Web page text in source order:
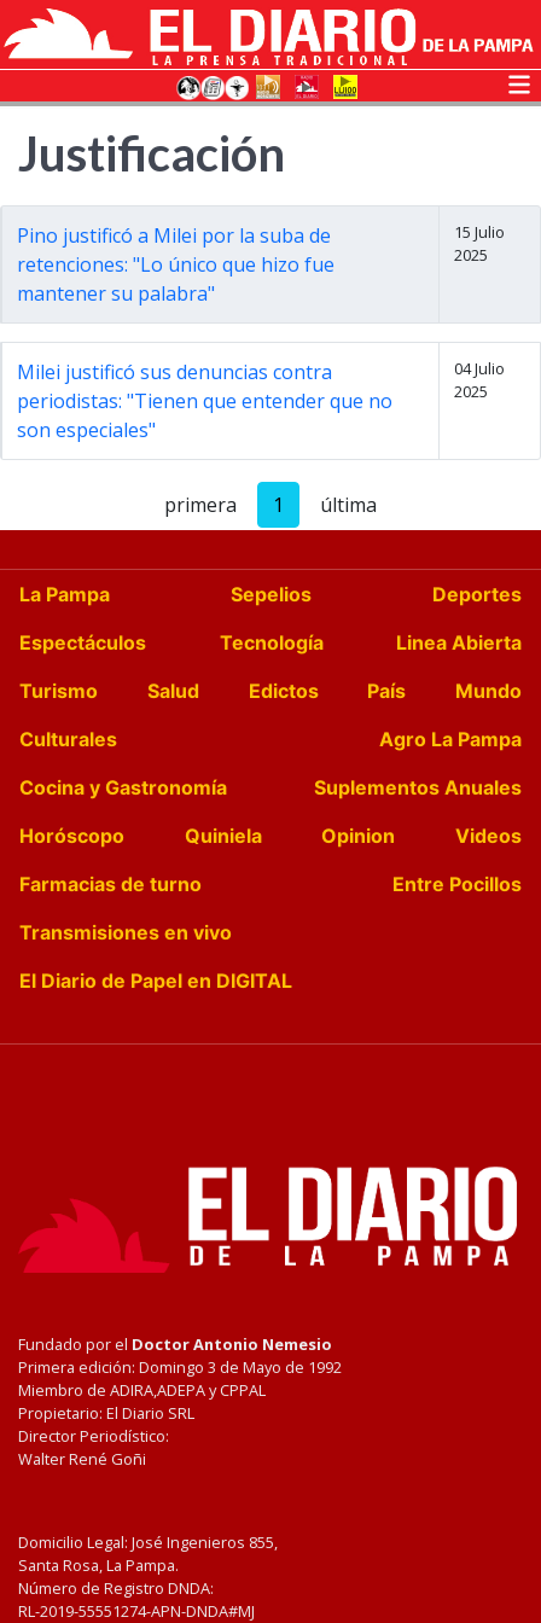
Justificación
Pino justificó a Milei por la suba de
retenciones: "Lo único que hizo fue
mantener su palabra"
15 Julio
2025
Milei justificó sus denuncias contra
periodistas: "Tienen que entender que no
son especiales"
04 Julio
2025
primera 1 última
La Pampa Sepelios
Deportes
Espectáculos
Tecnología
Linea Abierta
Turismo
Salud Edictos País
Mundo
Culturales
Agro La Pampa
Cocina y Gastronomía
Suplementos Anuales
Horóscopo
Quiniela Opinion
Videos
Farmacias de turno
Entre Pocillos
Transmisiones en vivo
El Diario de Papel en DIGITAL
Fundado por el Doctor Antonio Nemesio
Primera edición: Domingo 3 de Mayo de 1992
Miembro de ADIRA,ADEPA y CPPAL
Propietario: El Diario SRL
Director Periodístico:
Walter René Goñi
Domicilio Legal: José Ingenieros 855,
Santa Rosa, La Pampa.
Número de Registro DNDA:
RL-2019-55551274-APN-DNDA#MJ